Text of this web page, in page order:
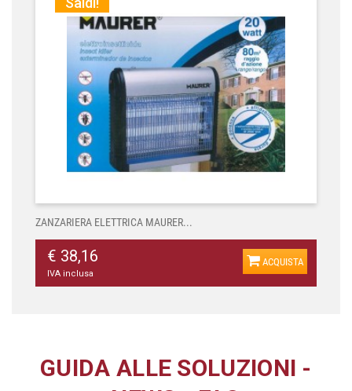
ZANZARIERA ELETTRICA MAURER...
€ 38,16
IVA inclusa
ACQUISTA
GUIDA ALLE SOLUZIONI -